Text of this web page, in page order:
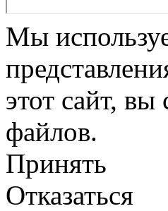
Мы
этот сайт,
файлов.
Принять
Отказаться